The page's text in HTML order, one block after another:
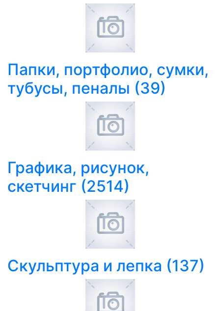
Папки, портфолио, сумки,
тубусы, пеналы (39)
Графика, рисунок,
скетчинг (2514)
Скульптура и лепка (137)